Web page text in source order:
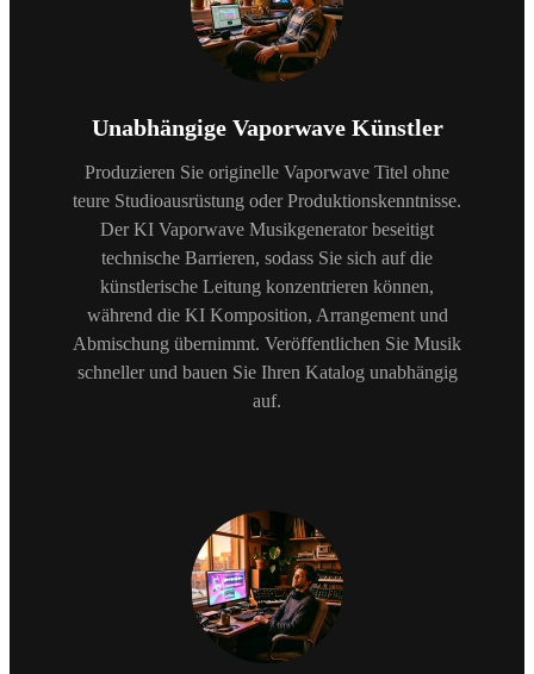
Unabhängige Vaporwave Künstler
Produzieren Sie originelle Vaporwave Titel ohne
teure Studioausrüstung oder Produktionskenntnisse.
Der KI Vaporwave Musikgenerator beseitigt
technische Barrieren, sodass Sie sich auf die
künstlerische Leitung konzentrieren können,
während die KI Komposition, Arrangement und
Abmischung übernimmt. Veröffentlichen Sie Musik
schneller und bauen Sie Ihren Katalog unabhängig
auf.